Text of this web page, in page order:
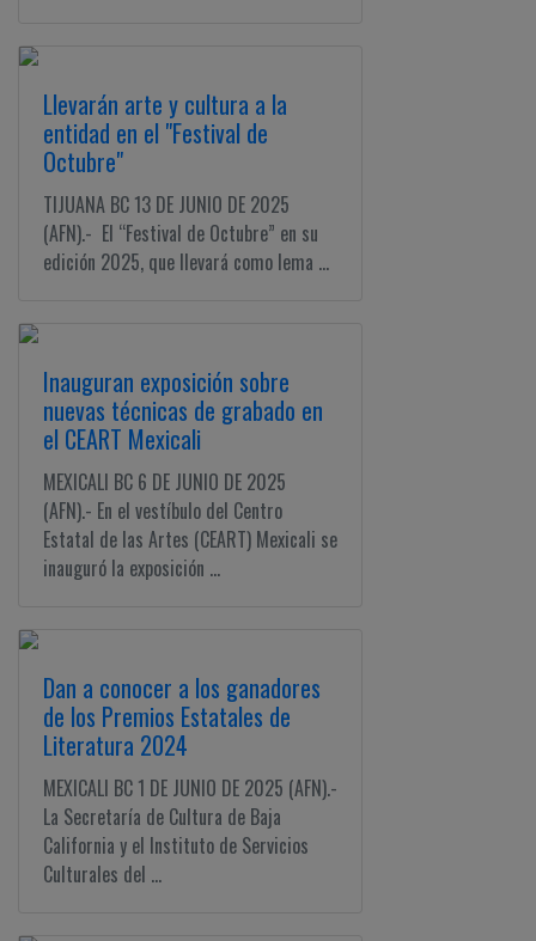
Llevarán arte y cultura a la
entidad en el "Festival de
Octubre"
TIJUANA BC 13 DE JUNIO DE 2025
(AFN).- El “Festival de Octubre” en su
edición 2025, que llevará como lema ...
Inauguran exposición sobre
nuevas técnicas de grabado en
el CEART Mexicali
MEXICALI BC 6 DE JUNIO DE 2025
(AFN).- En el vestíbulo del Centro
Estatal de las Artes (CEART) Mexicali se
inauguró la exposición ...
Dan a conocer a los ganadores
de los Premios Estatales de
Literatura 2024
MEXICALI BC 1 DE JUNIO DE 2025 (AFN).-
La Secretaría de Cultura de Baja
California y el Instituto de Servicios
Culturales del ...